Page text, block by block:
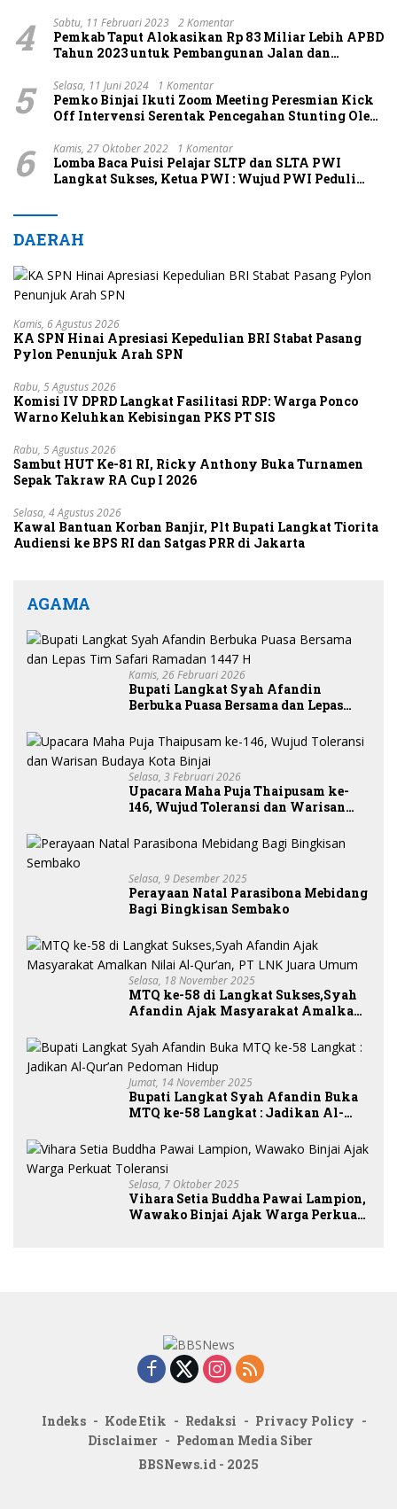
4 Sabtu, 11 Februari 2023 2 Komentar
Pemkab Taput Alokasikan Rp 83 Miliar Lebih APBD
Tahun 2023 untuk Pembangunan Jalan dan
5 Selasa, 11 Juni 2024 1 Komentar
Pemko Binjai Ikuti Zoom Meeting Peresmian Kick
Off Intervensi Serentak Pencegahan Stunting Oleh
6 Kamis, 27 Oktober 2022 1 Komentar
Lomba Baca Puisi Pelajar SLTP dan SLTA PWI
Langkat Sukses, Ketua PWI : Wujud PWI Peduli
DAERAH
Kamis, 6 Agustus 2026
KA SPN Hinai Apresiasi Kepedulian BRI Stabat Pasang
Pylon Penunjuk Arah SPN
Rabu, 5 Agustus 2026
Komisi IV DPRD Langkat Fasilitasi RDP: Warga Ponco
Warno Keluhkan Kebisingan PKS PT SIS
Rabu, 5 Agustus 2026
Sambut HUT Ke-81 RI, Ricky Anthony Buka Turnamen
Sepak Takraw RA Cup I 2026
Selasa, 4 Agustus 2026
Kawal Bantuan Korban Banjir, Plt Bupati Langkat Tiorita
Audiensi ke BPS RI dan Satgas PRR di Jakarta
AGAMA
Kamis, 26 Februari 2026
Bupati Langkat Syah Afandin
Berbuka Puasa Bersama dan Lepas
Selasa, 3 Februari 2026
Upacara Maha Puja Thaipusam ke-
146, Wujud Toleransi dan Warisan
Selasa, 9 Desember 2025
Perayaan Natal Parasibona Mebidang
Bagi Bingkisan Sembako
Selasa, 18 November 2025
MTQ ke-58 di Langkat Sukses,Syah
Afandin Ajak Masyarakat Amalkan
Umum
Jumat, 14 November 2025
Bupati Langkat Syah Afandin Buka
MTQ ke-58 Langkat : Jadikan Al-
Selasa, 7 Oktober 2025
Vihara Setia Buddha Pawai Lampion,
Wawako Binjai Ajak Warga Perkuat
Indeks Kode Etik Redaksi
Privacy Policy
Disclaimer
Pedoman Media Siber
BBSNews.id - 2025